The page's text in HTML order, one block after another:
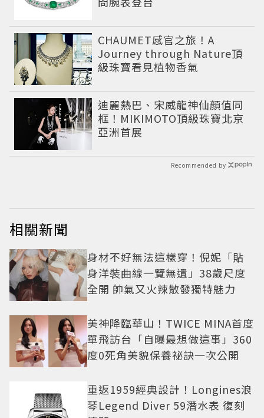
CHAUMET感官之旅！A
Journey through Nature頂
級珠寶看見植物香氣
迪麗熱巴、宋威龍神仙顏值同
框！MIKIMOTO頂級珠寶北京
亞洲首展
Recommended by
相關新聞
身材不好無法這樣穿！倪妮「貼
身洋裝曲線一覽無遺」38歲尺度
全開 帥氣又火辣散發獨特魅力
美神降臨華山！TWICE MINA首度
單飛訪台「自曝最想做這事」360
度0死角美貌保養祕訣一次公開
重返1959經典設計！Longines浪
琴Legend Diver 59潛水表 復刻